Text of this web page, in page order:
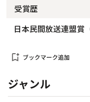
受賞歴
日本民間放送連盟賞
bookmark_add ブックマーク追加
ジャンル